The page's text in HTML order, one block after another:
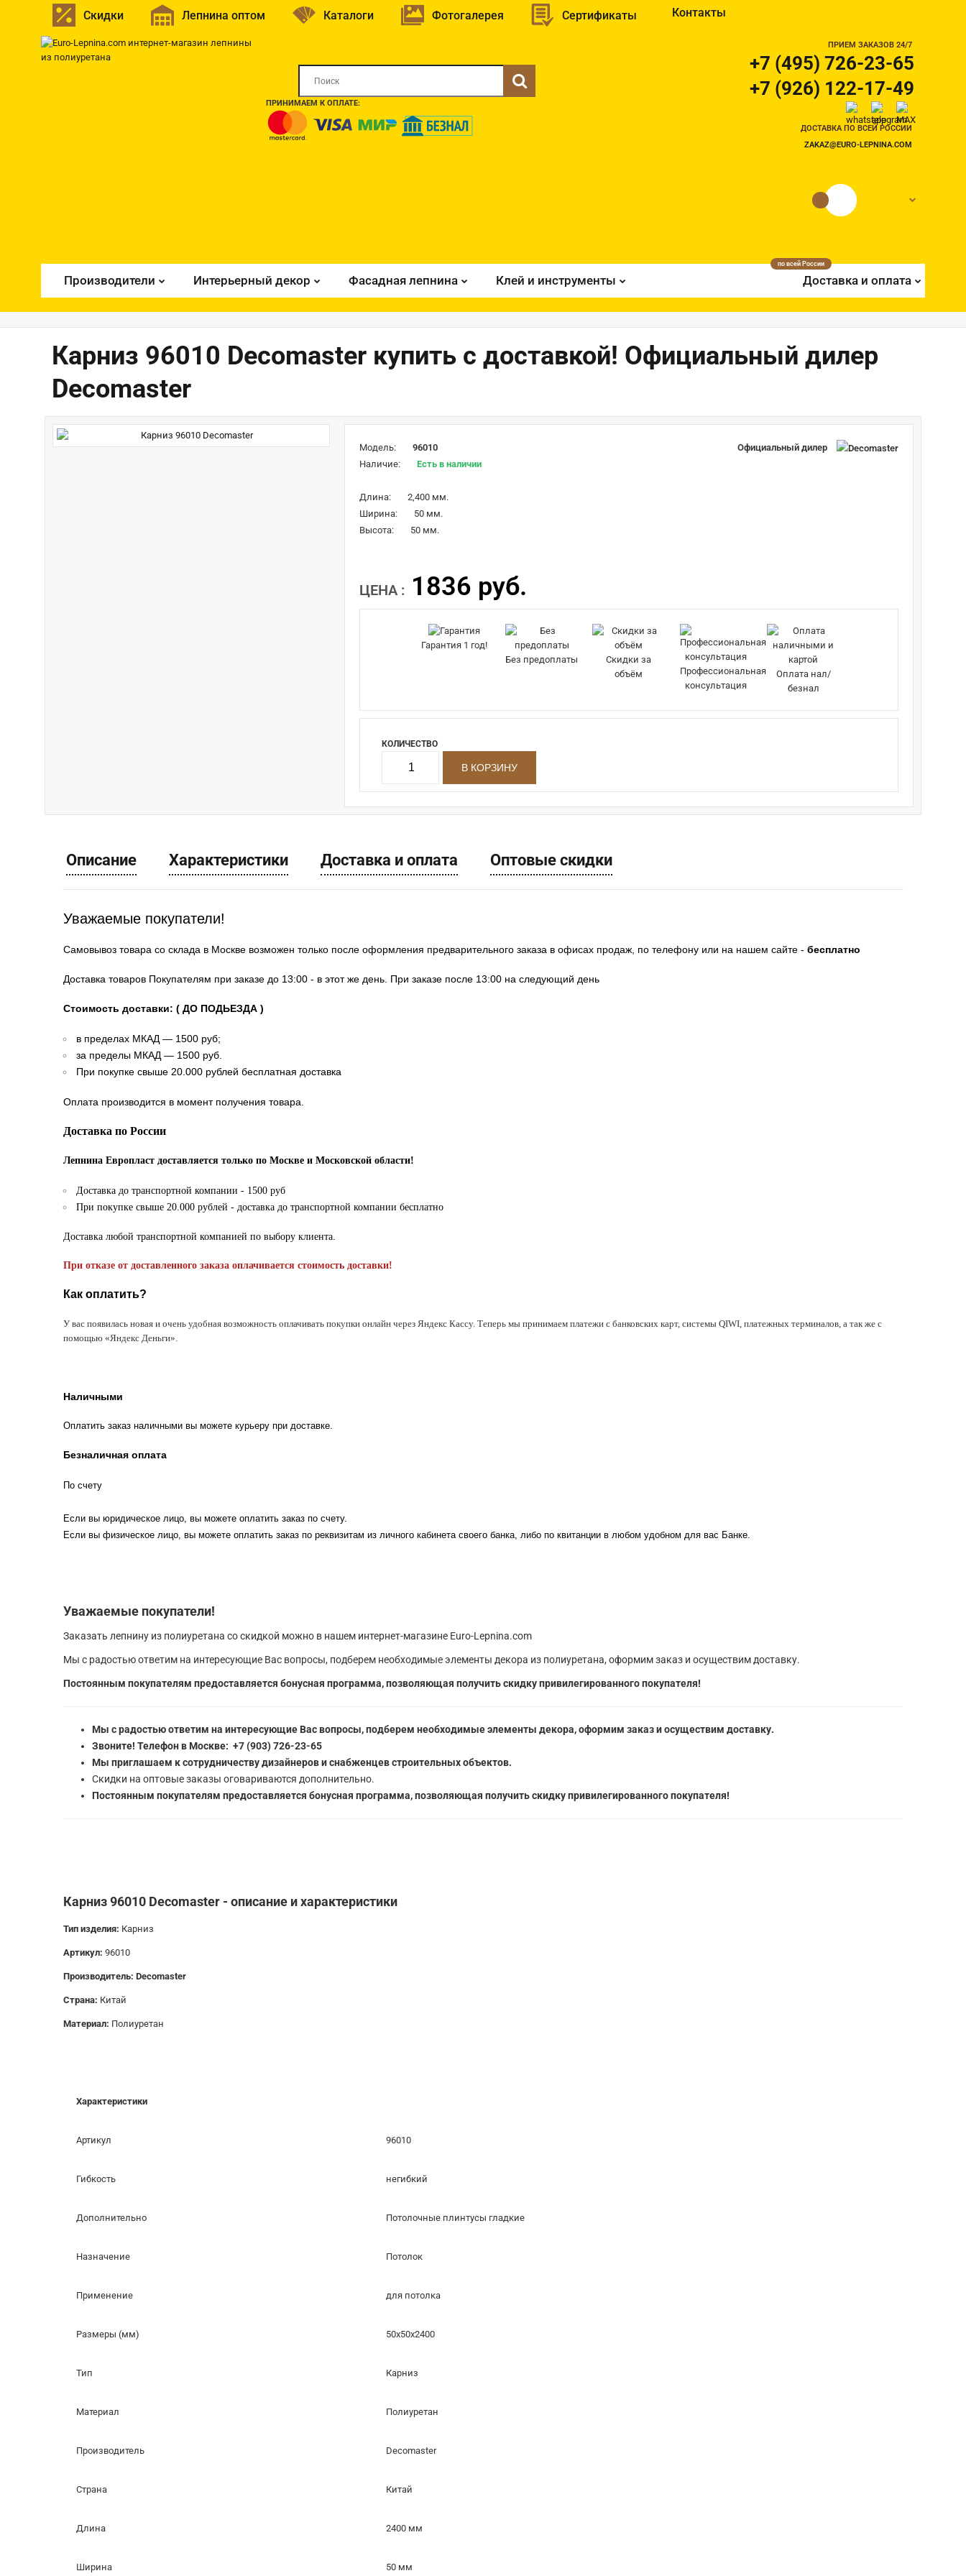
Скидки Лепнина оптом Каталоги Фотогалерея Сертификаты Контакты
ПРИНИМАЕМ К ОПЛАТЕ:
ПРИЕМ ЗАКАЗОВ 24/7
+7 (495) 726-23-65
+7 (926) 122-17-49
ДОСТАВКА ПО ВСЕЙ РОССИИ
ZAKAZ@EURO-LEPNINA.COM
Производители Интерьерный декор Фасадная лепнина Клей и инструменты Доставка и оплата
по всей России
Карниз 96010 Decomaster купить с доставкой! Официальный дилер
Decomaster
Модель:
96010
Наличие:
Есть в наличии
Длина:
2,400 мм.
Ширина:
50 мм.
Высота:
50 мм.
Официальный дилер
ЦЕНА : 1836 руб.
Гарантия 1 год!
Без предоплаты
Скидки за
объём
Профессиональная
консультация
Оплата нал/
безнал
КОЛИЧЕСТВО
Описание Характеристики Доставка и оплата Оптовые скидки
Уважаемые покупатели!
Самовывоз товара со склада в Москве возможен только после оформления предварительного заказа в офисах продаж, по телефону или на нашем сайте - бесплатно
Доставка товаров Покупателям при заказе до 13:00 - в этот же день. При заказе после 13:00 на следующий день
Стоимость доставки: ( ДО ПОДЬЕЗДА )
в пределах МКАД — 1500 руб;
за пределы МКАД — 1500 руб.
При покупке свыше 20.000 рублей бесплатная доставка
Оплата производится в момент получения товара.
Доставка по России
Лепнина Европласт доставляется только по Москве и Московской области!
Доставка до транспортной компании - 1500 руб
При покупке свыше 20.000 рублей - доставка до транспортной компании бесплатно
Доставка любой транспортной компанией по выбору клиента.
При отказе от доставленного заказа оплачивается стоимость доставки!
Как оплатить?
У вас появилась новая и очень удобная возможность оплачивать покупки онлайн через Яндекс Кассу. Теперь мы принимаем платежи с банковских карт, системы QIWI, платежных терминалов, а так же с
помощью «Яндекс Деньги».
Наличными
Оплатить заказ наличными вы можете курьеру при доставке.
Безналичная оплата
По счету
Если вы юридическое лицо, вы можете оплатить заказ по счету.
Если вы физическое лицо, вы можете оплатить заказ по реквизитам из личного кабинета своего банка, либо по квитанции в любом удобном для вас Банке.
Уважаемые покупатели!
Заказать лепнину из полиуретана со скидкой можно в нашем интернет-магазине Euro-Lepnina.com
Мы с радостью ответим на интересующие Вас вопросы, подберем необходимые элементы декора из полиуретана, оформим заказ и осуществим доставку.
Постоянным покупателям предоставляется бонусная программа, позволяющая получить скидку привилегированного покупателя!
Мы с радостью ответим на интересующие Вас вопросы, подберем необходимые элементы декора, оформим заказ и осуществим доставку.
Звоните! Телефон в Москве: +7 (903) 726-23-65
Мы приглашаем к сотрудничеству дизайнеров и снабженцев строительных объектов.
Скидки на оптовые заказы оговариваются дополнительно.
Постоянным покупателям предоставляется бонусная программа, позволяющая получить скидку привилегированного покупателя!
Карниз 96010 Decomaster - описание и характеристики
Тип изделия: Карниз
Артикул: 96010
Производитель: Decomaster
Страна: Китай
Материал: Полиуретан
Характеристики
Артикул 96010
Гибкость негибкий
Дополнительно Потолочные плинтусы гладкие
Назначение Потолок
Применение для потолка
Размеры (мм) 50x50x2400
Тип Карниз
Материал Полиуретан
Производитель Decomaster
Страна Китай
Длина 2400 мм
Ширина 50 мм